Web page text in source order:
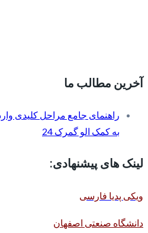
آخرین مطالب ما
راهنمای جامع مراحل کلیدی
به کمک الو گمرک 24
لینک های پیشنهادی:
ویکی پدیا فارسی
دانشگاه صنعتی اصفهان